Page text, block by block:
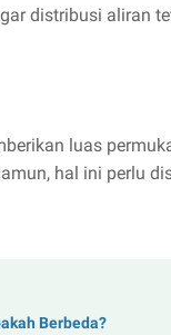
distribusi aliran
luas
hal ini perlu
Berbeda?